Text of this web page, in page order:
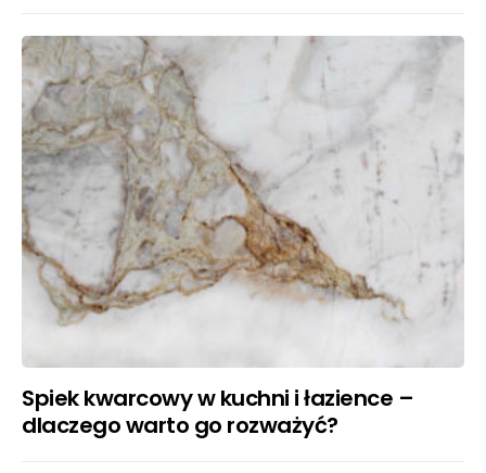
Spiek kwarcowy w kuchni i łazience –
dlaczego warto go rozważyć?